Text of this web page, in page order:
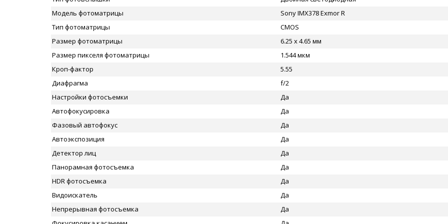
Модель фотоматрицы
Sony IMX378 Exmor R
Тип фотоматрицы
CMOS
Размер фотоматрицы
6.25 x 4.65 мм
Размер пикселя фотоматрицы
1.544 мкм
Кроп-фактор
5.55
Диафрагма
f/2
Настройки фотосъемки
Да
Автофокусировка
Да
Фазовый автофокус
Да
Автоэкспозиция
Да
Детектор лиц
Да
Панорамная фотосъемка
Да
HDR фотосъемка
Да
Видоискатель
Да
Непрерывная фотосъемка
Да